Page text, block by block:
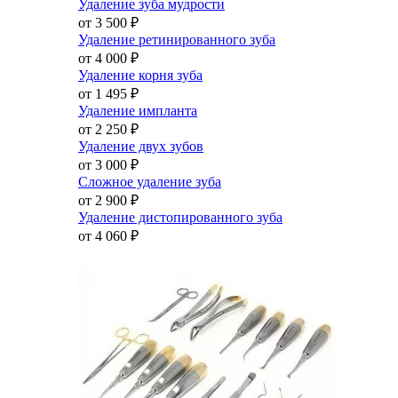
Удаление зуба мудрости
от 3 500 ₽
Удаление ретинированного зуба
от 4 000 ₽
Удаление корня зуба
от 1 495 ₽
Удаление импланта
от 2 250 ₽
Удаление двух зубов
от 3 000 ₽
Сложное удаление зуба
от 2 900 ₽
Удаление дистопированного зуба
от 4 060 ₽